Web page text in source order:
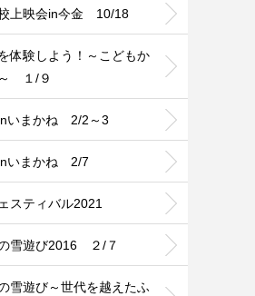
上映会in今金 10/18
体験しよう！～こどもか
１/９
いまかね 2/2～3
いまかね 2/7
スティバル2021
雪遊び2016 ２/７
雪遊び～世代を越えたふ